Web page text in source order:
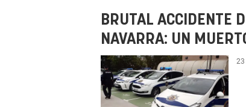
BRUTAL ACCIDENTE
NAVARRA: UN
23